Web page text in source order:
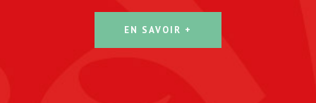
EN SAVOIR +